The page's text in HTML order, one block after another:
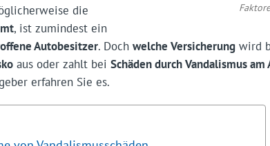
die
, ist zumindest ein
Autobesitzer. Doch welche Versicherungwird
aus oder zahlt bei Schäden durch Vandalismus am
erfahren Sie es.